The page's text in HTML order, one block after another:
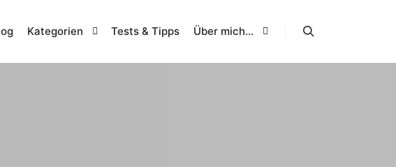
Kategorien Tests & Tipps Über mich…